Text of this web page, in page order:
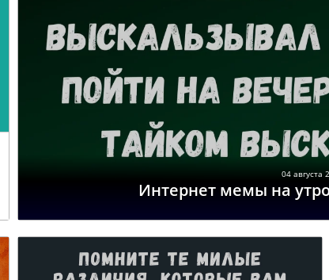
04 августа
Интернет мемы на